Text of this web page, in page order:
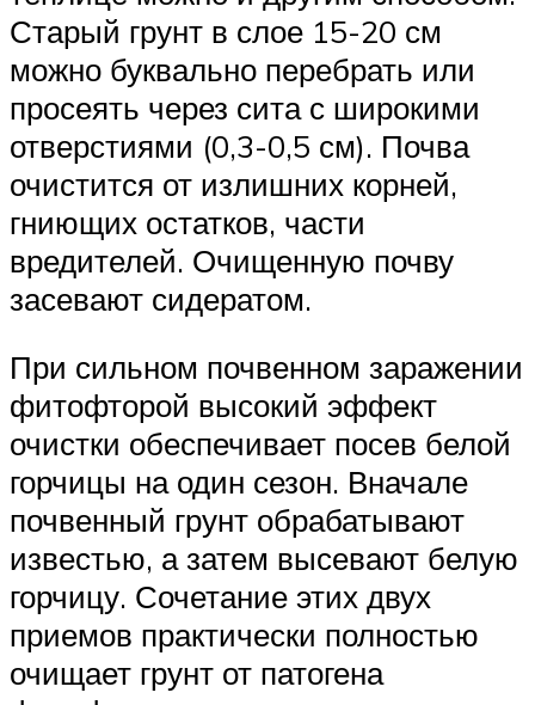
Старый грунт в слое 15-20 см
можно буквально перебрать или
просеять через сита с широкими
отверстиями (0,3-0,5 см). Почва
очистится от излишних корней,
гниющих остатков, части
вредителей. Очищенную почву
засевают сидератом.
При сильном почвенном заражении
фитофторой высокий эффект
очистки обеспечивает посев белой
горчицы на один сезон. Вначале
почвенный грунт обрабатывают
известью, а затем высевают белую
горчицу. Сочетание этих двух
приемов практически полностью
очищает грунт от патогена